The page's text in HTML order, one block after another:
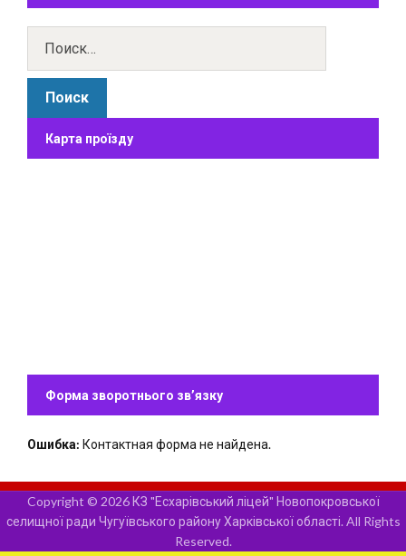
Карта проїзду
Форма зворотнього зв’язку
Ошибка: Контактная форма не найдена.
Copyright © 2026 КЗ "Есхарівський ліцей" Новопокровської
селищної ради Чугуївського району Харківської області. All Rights
Reserved.